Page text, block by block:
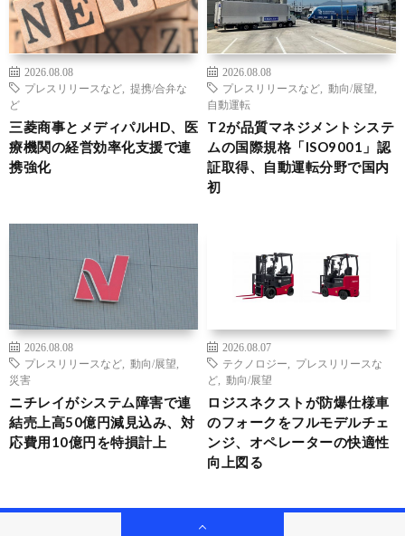
2026.08.08
プレスリリースなど
提携/合弁な
ど
三菱商事とメディパルHD、医
療機関の経営効率化支援で連
携強化
2026.08.08
プレスリリースなど
動向/展望
自動運転
T2が品質マネジメントシステ
ムの国際規格「ISO9001」認
証取得、自動運転分野で国内
初
2026.08.08
プレスリリースなど
動向/展望
災害
ニチレイがシステム障害で連
結売上高50億円減見込み、対
応費用10億円を特損計上
2026.08.07
テクノロジー
プレスリリースな
ど
動向/展望
ロジスネクストが防爆仕様車
のフォークをフルモデルチェ
ンジ、オペレーターの快適性
向上図る